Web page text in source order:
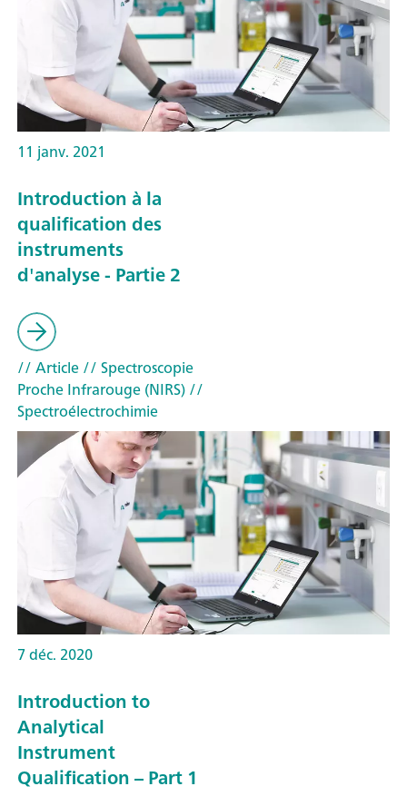
11 janv. 2021
Introduction à la
qualification des
instruments
d'analyse - Partie 2
// Article// Spectroscopie
Proche Infrarouge (NIRS)//
Spectroélectrochimie
7 déc. 2020
Introduction to
Analytical
Instrument
Qualification – Part 1